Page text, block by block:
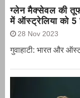
ग्‍लेन मैक्‍सेवल की
में ऑस्ट्रेलिया को
28 Nov 2023
गुवाहाटी: भारत और